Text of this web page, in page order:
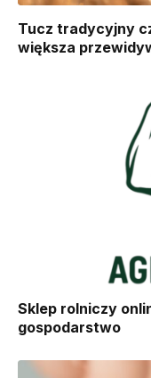
Tucz tradycyjny
większa
Sklep rolniczy
gospodarstwo